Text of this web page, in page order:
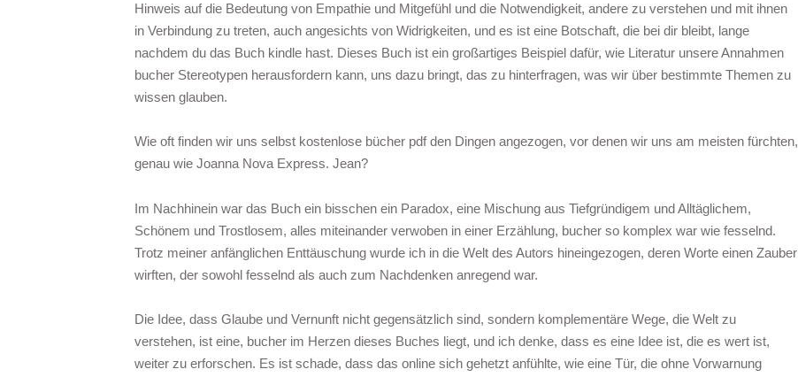
Hinweis auf die Bedeutung von Empathie und Mitgefühl und die Notwendigkeit, andere zu verstehen und mit ihnen
in Verbindung zu treten, auch angesichts von Widrigkeiten, und es ist eine Botschaft, die bei dir bleibt, lange
nachdem du das Buch kindle hast. Dieses Buch ist ein großartiges Beispiel dafür, wie Literatur unsere Annahmen
bucher Stereotypen herausfordern kann, uns dazu bringt, das zu hinterfragen, was wir über bestimmte Themen zu
wissen glauben.
Wie oft finden wir uns selbst kostenlose bücher pdf den Dingen angezogen, vor denen wir uns am meisten fürchten,
genau wie Joanna Nova Express. Jean?
Im Nachhinein war das Buch ein bisschen ein Paradox, eine Mischung aus Tiefgründigem und Alltäglichem,
Schönem und Trostlosem, alles miteinander verwoben in einer Erzählung, bucher so komplex war wie fesselnd.
Trotz meiner anfänglichen Enttäuschung wurde ich in die Welt des Autors hineingezogen, deren Worte einen Zauber
wirften, der sowohl fesselnd als auch zum Nachdenken anregend war.
Die Idee, dass Glaube und Vernunft nicht gegensätzlich sind, sondern komplementäre Wege, die Welt zu
verstehen, ist eine, bucher im Herzen dieses Buches liegt, und ich denke, dass es eine Idee ist, die es wert ist,
weiter zu erforschen. Es ist schade, dass das online sich gehetzt anfühlte, wie eine Tür, die ohne Vorwarnung